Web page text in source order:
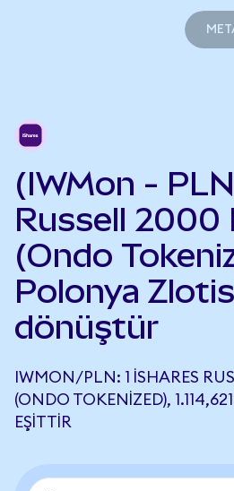
(IWMon -
Russell 2000
(Ondo
Polonya
dönüştür
IWMON/PLN: 1 ISHARES
(ONDO TOKENIZED),
EŞITTIR